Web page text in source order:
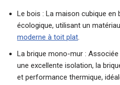
Le bois : La maison cubique
écologique, utilisant un
moderne à toit plat.
La brique mono-mur :
une excellente isolation, la
et performance thermique,